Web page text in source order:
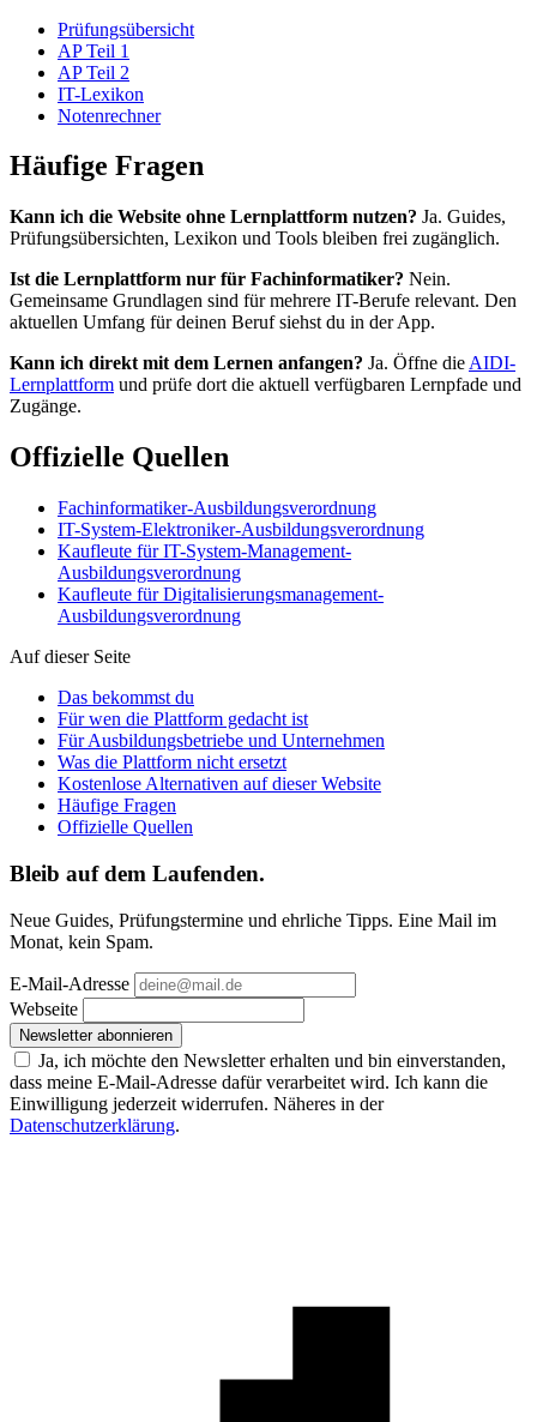
Prüfungsübersicht
AP Teil 1
AP Teil 2
IT-Lexikon
Notenrechner
Häufige Fragen
Kann ich die Website ohne Lernplattform nutzen? Ja. Guides,
Prüfungsübersichten, Lexikon und Tools bleiben frei zugänglich.
Ist die Lernplattform nur für Fachinformatiker? Nein.
Gemeinsame Grundlagen sind für mehrere IT-Berufe relevant. Den
aktuellen Umfang für deinen Beruf siehst du in der App.
Kann ich direkt mit dem Lernen anfangen? Ja. Öffne die AIDI-
Lernplattform und prüfe dort die aktuell verfügbaren Lernpfade und
Zugänge.
Offizielle Quellen
Fachinformatiker-Ausbildungsverordnung
IT-System-Elektroniker-Ausbildungsverordnung
Kaufleute für IT-System-Management-
Ausbildungsverordnung
Kaufleute für Digitalisierungsmanagement-
Ausbildungsverordnung
Auf dieser Seite
Das bekommst du
Für wen die Plattform gedacht ist
Für Ausbildungsbetriebe und Unternehmen
Was die Plattform nicht ersetzt
Kostenlose Alternativen auf dieser Website
Häufige Fragen
Offizielle Quellen
Bleib auf dem Laufenden.
Neue Guides, Prüfungstermine und ehrliche Tipps. Eine Mail im
Monat, kein Spam.
E-Mail-Adresse
Webseite
Newsletter abonnieren
Ja, ich möchte den Newsletter erhalten und bin einverstanden,
dass meine E-Mail-Adresse dafür verarbeitet wird. Ich kann die
Einwilligung jederzeit widerrufen. Näheres in der
Datenschutzerklärung.